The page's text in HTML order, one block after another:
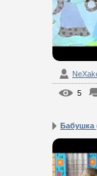
5